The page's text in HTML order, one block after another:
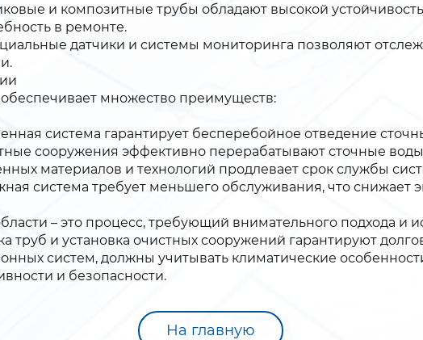
и композитные трубы обладают высокой
в ремонте.
датчики и системы мониторинга позволяют
множество преимуществ:
система гарантирует бесперебойное отведение
сооружения эффективно перерабатывают сточные
материалов и технологий продлевает срок службы
система требует меньшего обслуживания, что снижает
– это процесс, требующий внимательного подхода и
труб и установка очистных сооружений гарантируют
систем, должны учитывать климатические
и безопасности.
На главную